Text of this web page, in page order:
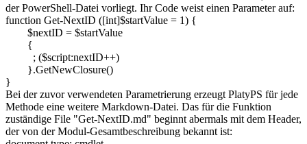
der PowerShell-Datei vorliegt. Ihr Code weist einen Parameter auf:
function Get-NextID ([int]$startValue = 1) {
$nextID = $startValue
{
; ($script:nextID++)
}.GetNewClosure()
}
Bei der zuvor verwendeten Parametrierung erzeugt PlatyPS für jede
Methode eine weitere Markdown-Datei. Das für die Funktion
zuständige File "Get-NextID.md" beginnt abermals mit dem Header,
der von der Modul-Gesamtbeschreibung bekannt ist: